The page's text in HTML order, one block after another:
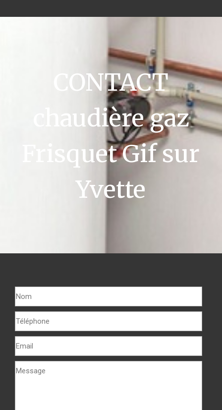
CONTACT
chaudière gaz
Frisquet Gif sur
Yvette